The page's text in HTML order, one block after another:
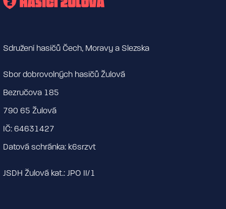
Sdružení hasičů Čech, Moravy a Slezska
Sbor dobrovolných hasičů Žulová
Bezručova 185
790 65 Žulová
IČ: 64631427
Datová schránka: k6srzvt
JSDH Žulová kat.: JPO II/1